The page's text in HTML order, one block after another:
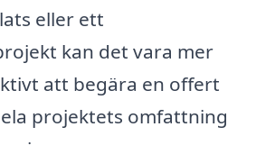
eller ett
kan det vara mer
att begära en offert
projektets omfattning